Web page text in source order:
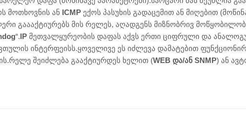
მოთხოვნის ან ICMP ექოს პასუხის გადაცემით ან მიღებით
გაააქტიურებს მის რელეს, აღადგენს მიზნობრივ
“.IP მეთვალყურეობის დაფას აქვს ერთი ციფრული და
ინტერფეისს.ყოველივე ეს იძლევა დამატებით
შეიძლება გააქტიურდეს ხელით (WEB და/ან SNMP) ან